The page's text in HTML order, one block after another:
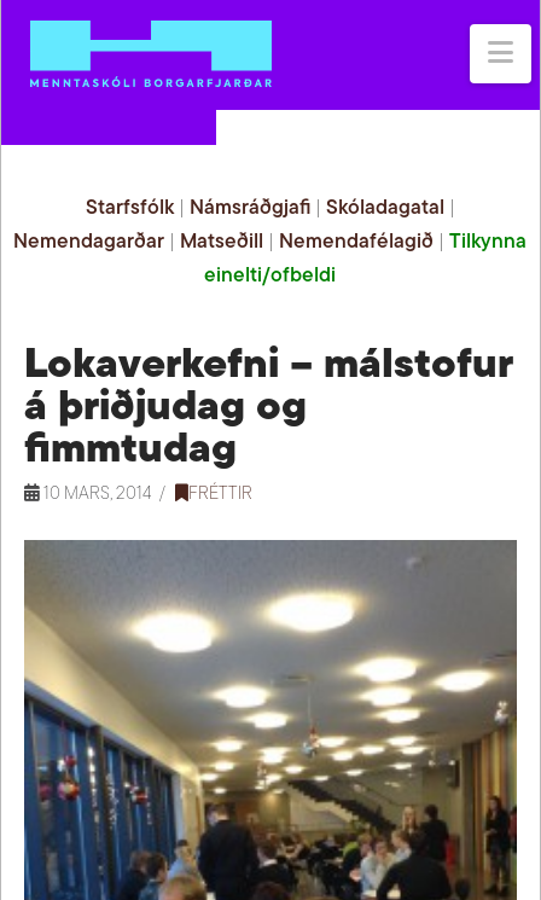
Starfsfólk| Námsráðgjafi| Skóladagatal
Nemendagarðar
Matseðill Nemendafélagið |Tilkynna
einelti/ofbeldi
Lokaverkefni – málstofur
á þriðjudag og
fimmtudag
10 MARS, 2014 FRÉTTIR